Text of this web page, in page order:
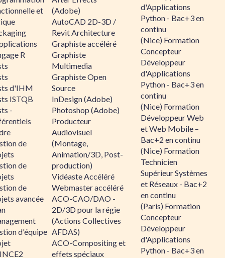
et
R
d'IHM
ISTQB
-
de
de
de
avancée
d'équipe
(Adobe)
AutoCAD 2D-3D /
Revit Architecture
Graphiste accéléré
Graphiste
Multimedia
Graphiste Open
Source
InDesign (Adobe)
Photoshop (Adobe)
Producteur
Audiovisuel
(Montage,
Animation/3D, Post-
production)
Vidéaste Accéléré
Webmaster accéléré
ACO-CAO/DAO -
2D/3D pour la régie
(Actions Collectives
AFDAS)
ACO-Compositing et
effets spéciaux
d'Applications
Python - Bac+3 en
continu
(Nice) Formation
Concepteur
Développeur
d'Applications
Python - Bac+3 en
continu
(Nice) Formation
Développeur Web
et Web Mobile –
Bac+2 en continu
(Nice) Formation
Technicien
Supérieur Systèmes
et Réseaux - Bac+2
en continu
(Paris) Formation
Concepteur
Développeur
d'Applications
Python - Bac+3 en